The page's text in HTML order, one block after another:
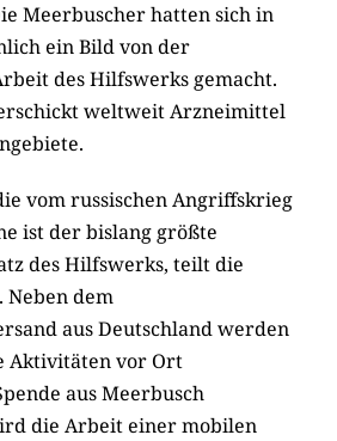
Meerbuscher hatten sich in
ein Bild von der
des Hilfswerks gemacht.
weltweit Arzneimittel
vom russischen Angriffskrieg
ist der bislang größte
des Hilfswerks, teilt die
Neben dem
aus Deutschland werden
Aktivitäten vor Ort
aus Meerbusch
die Arbeit einer mobilen